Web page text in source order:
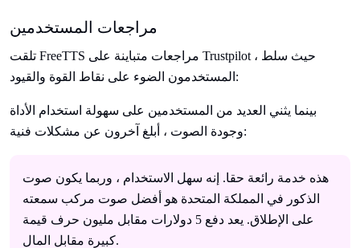
مراجعات المستخدمين
تلقت FreeTTS مراجعات متباينة على Trustpilot ، حيث سلط
المستخدمون الضوء على نقاط القوة والقيود:
بينما يثني العديد من المستخدمين على سهولة استخدام الأداة
وجودة الصوت ، أبلغ آخرون عن مشكلات فنية:
هذه خدمة رائعة حقا. إنه سهل الاستخدام ، وربما يكون صوت
الذكور في المملكة المتحدة هو أفضل صوت مركب سمعته
على الإطلاق. يعد دفع 5 دولارات مقابل مليون حرف قيمة
كبيرة مقابل المال.